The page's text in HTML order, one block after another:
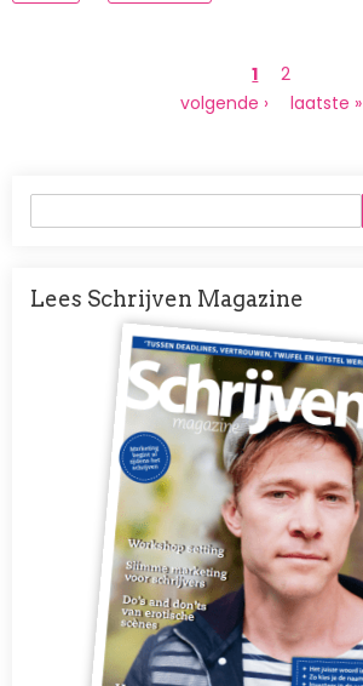
Huidige
pagina
1 Page
2
Volgende
volgende ›
Laatste
laatste »
Lees Schrijven Magazine
Afbeelding